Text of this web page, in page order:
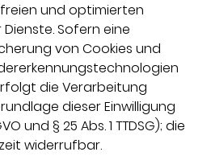
und optimierten
Sofern eine
von Cookies und
die Verarbeitung
dieser Einwilligung
und § 25 Abs. 1 TTDSG); die
widerrufbar.